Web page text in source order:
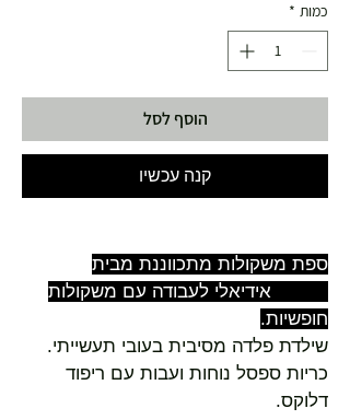
כמות *
הוסף לסל
קנה עכשיו
ספת משקולות מתכווננת מבית
Marcy אידיאלי לעבודה עם משקולות
חופשיות.
שילדת פלדה מסיבית בעובי תעשייתי.
כריות ספסל נוחות ועבות עם ריפוד
דלוקס.